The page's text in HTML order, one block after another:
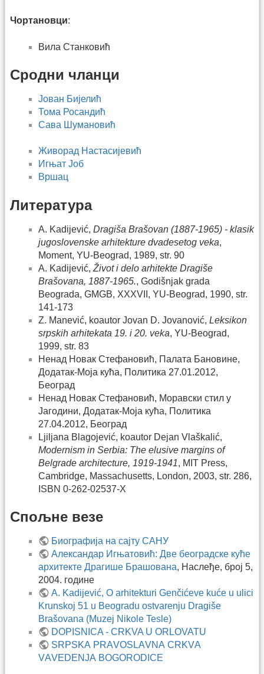
Чортановци:
Вила Станковић
Сродни чланци
Јован Бијелић
Тома Росандић
Сава Шумановић
Живорад Настасијевић
Игњат Јоб
Вршац
Литература
A. Kadijević, Dragiša Brašovan (1887-1965) - klasik
jugoslovenske arhitekture dvadesetog veka,
Moment, YU-Beograd, 1989, str. 90
A. Kadijević, Život i delo arhitekte Dragiše
Brašovana, 1887-1965., Godišnjak grada
Beograda, GMGB, XXXVII, YU-Beograd, 1990, str.
141-173
Z. Manević, koautor Jovan D. Jovanović, Leksikon
srpskih arhitekata 19. i 20. veka, YU-Beograd,
1999, str. 83
Ненад Новак Стефановић, Палата Бановине,
Додатак-Моја кућа, Политика 27.01.2012,
Београд
Ненад Новак Стефановић, Моравски стил у
Јагодини, Додатак-Моја кућа, Политика
27.04.2012, Београд
Ljiljana Blagojević, koautor Dejan Vlaškalić,
Modernism in Serbia: The elusive margins of
Belgrade architecture, 1919-1941, MIT Press,
Cambridge, Massachusetts, London, 2003, str. 286,
ISBN 0-262-02537-X
Спољне везе
Биографија на сајту САНУ
Александар Игњатовић: Две београдске куће
архитекте Драгише Брашована, Наслеђе, број 5,
2004. године
A. Kadijević, O arhitekturi Genčićeve kuće u ulici
Krunskoj 51 u Beogradu ostvarenju Dragiše
Brašovana (Muzej Nikole Tesle)
DOPISNICA - CRKVA U ORLOVATU
SRPSKА PRАVОSLАVNА CRKVА
VАVЕDЕNJА BОGОRОDICЕ